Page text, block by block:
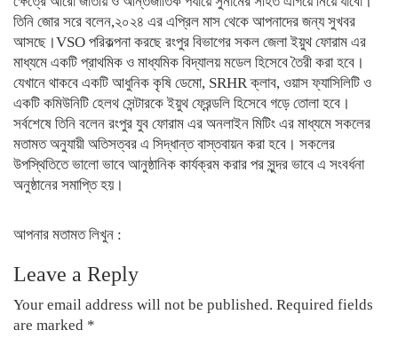
তিনি জোর সরে বলেন,২০২৪ এর এপ্রিল মাস থেকে আপনাদের জন্য সুখবর
আসছে।VSO পরিকল্পনা করছে রংপুর বিভাগের সকল জেলা ইয়ুথ ফোরাম এর
মাধ্যমে একটি প্রাথমিক ও মাধ্যমিক বিদ্যালয় মডেল হিসেবে তৈরী করা হবে।
যেখানে থাকবে একটি আধুনিক কৃষি ডেমো, SRHR ক্লাব, ওয়াস ফ্যাসিলিটি ও
একটি কমিউনিটি হেলথ সেন্টারকে ইয়ুথ ফ্রেন্ডলি হিসেবে গড়ে তোলা হবে।
সর্বশেষে তিনি বলেন রংপুর যুব ফোরাম এর অনলাইন মিটিং এর মাধ্যমে সকলের
মতামত অনুযায়ী অতিসত্বর এ সিদ্ধান্ত বাস্তবায়ন করা হবে। সকলের
উপস্থিতিতে ভালো ভাবে আনুষ্ঠানিক কার্যক্রম করার পর সুন্দর ভাবে এ সংবর্ধনা
অনুষ্ঠানের সমাপ্তি হয়।
আপনার মতামত লিখুন :
Leave a Reply
Your email address will not be published. Required fields
are marked *